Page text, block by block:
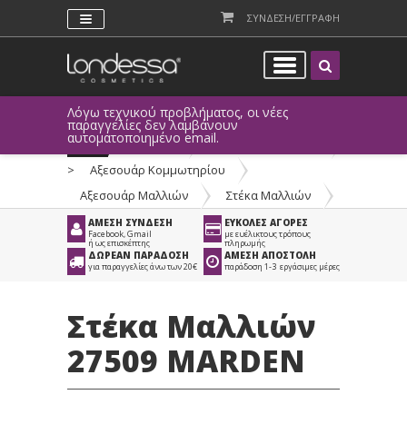
ΣΥΝΔΕΣΗ/ΕΓΓΡΑΦΗ
Λόγω τεχνικού προβλήματος, οι νέες
παραγγελίες δεν λαμβάνουν
αυτοματοποιημένο email.
Προϊόντα >
Είδη Κομμωτηρίου
>
Αξεσουάρ Κομμωτηρίου
>
Αξεσουάρ Μαλλιών
> Στέκα Μαλλιών
ΑΜΕΣΗ ΣΥΝΔΕΣΗ
Facebook, Gmail
ή ως επισκέπτης
ΕΥΚΟΛΕΣ ΑΓΟΡΕΣ
με ευέλικτους τρόπους
πληρωμής
ΔΩΡΕΑΝ ΠΑΡΑΔΟΣΗ
για παραγγελίες άνω των 20€
ΑΜΕΣΗ ΑΠΟΣΤΟΛΗ
παράδοση 1-3 εργάσιμες μέρες
Στέκα Μαλλιών
27509 MARDEN